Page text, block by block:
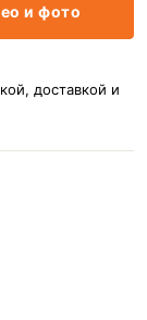
и фото
доставкой и